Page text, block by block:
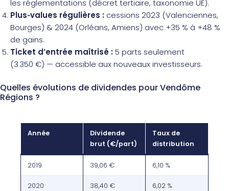
les réglementations (décret tertiaire, taxonomie UE).
Plus‑values régulières : cessions 2023 (Valenciennes,
Bourges) & 2024 (Orléans, Amiens) avec +35 % à +48 %
de gains.
Ticket d’entrée maîtrisé :5 parts seulement
(3 350 €) — accessible aux nouveaux investisseurs.
Quelles évolutions de dividendes pour Vendôme
Régions ?
Année
Dividende
brut (€/part)
Taux de
distribution
2019 39,06 € 6,10 %
2020 38,40 € 6,02 %